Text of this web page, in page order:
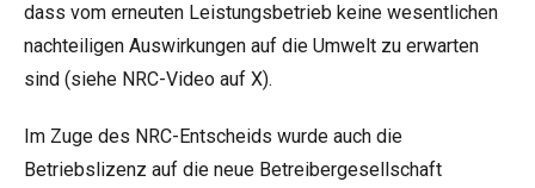
dass vom erneuten Leistungsbetrieb keine wesentlichen
nachteiligen Auswirkungen auf die Umwelt zu erwarten
sind (siehe NRC-Video auf X).
Im Zuge des NRC-Entscheids wurde auch die
Betriebslizenz auf die neue Betreibergesellschaft